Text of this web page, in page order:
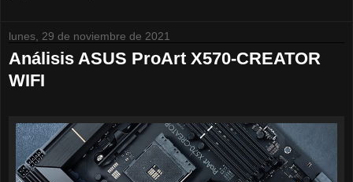
lunes, 29 de noviembre de 2021
Análisis ASUS ProArt X570-CREATOR
WIFI